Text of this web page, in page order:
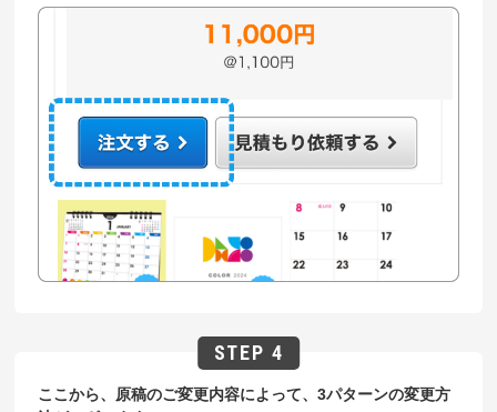
ここから、原稿のご変更内容によって、3パターンの変更方